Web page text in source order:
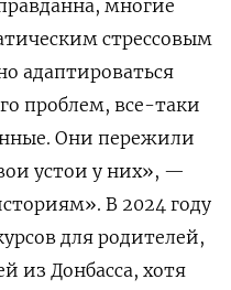
многие
стрессовым
адаптироваться
проблем, все-таки
Они пережили
устои у них», —
В 2024 году
для родителей,
из Донбасса, хотя